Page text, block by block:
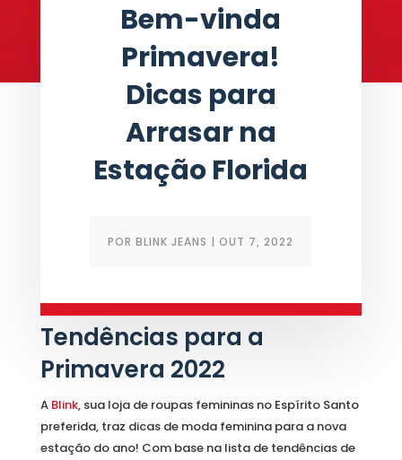
Bem-vinda
Primavera!
Dicas para
Arrasar na
Estação Florida
PORBLINK JEANS |OUT 7, 2022
Moda Feminina:
Tendências para a
Primavera 2022
ABlink, sua loja de roupas femininas no Espírito Santo
preferida, traz dicas de moda feminina para a nova
estação do ano! Com base na lista de tendências de